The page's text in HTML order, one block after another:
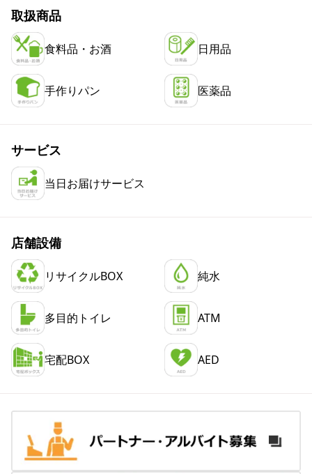
取扱商品
食料品・お酒 日用品
手作りパン 医薬品
サービス
当日お届けサービス
店舗設備
リサイクルBOX 純水
多目的トイレ ATM
宅配BOX AED